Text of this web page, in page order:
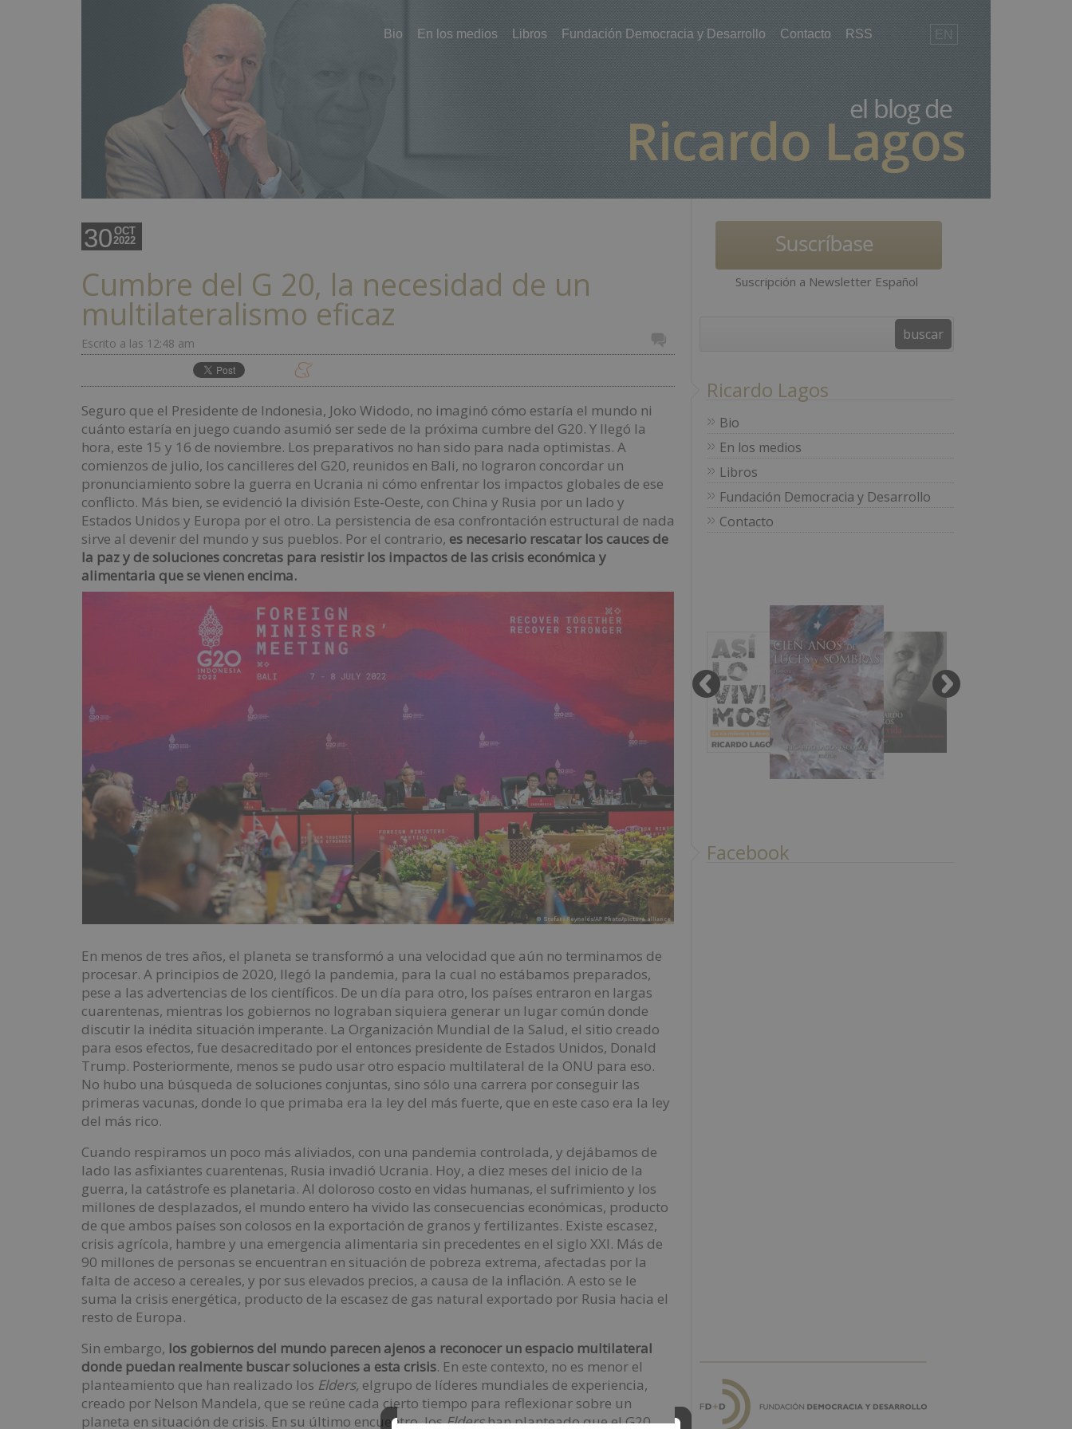
Bio En los medios Libros Fundación Democracia y Desarrollo Contacto RSS EN
30 OCT
2022
Cumbre del G 20, la necesidad de un
multilateralismo eficaz
Escrito a las 12:48 am
Seguro que el Presidente de Indonesia, Joko Widodo, no imaginó cómo estaría el mundo ni
cuánto estaría en juego cuando asumió ser sede de la próxima cumbre del G20. Y llegó la
hora, este 15 y 16 de noviembre. Los preparativos no han sido para nada optimistas. A
comienzos de julio, los cancilleres del G20, reunidos en Bali, no lograron concordar un
pronunciamiento sobre la guerra en Ucrania ni cómo enfrentar los impactos globales de ese
conflicto. Más bien, se evidenció la división Este-Oeste, con China y Rusia por un lado y
Estados Unidos y Europa por el otro. La persistencia de esa confrontación estructural de nada
sirve al devenir del mundo y sus pueblos. Por el contrario, es necesario rescatar los cauces de
la paz y de soluciones concretas para resistir los impactos de las crisis económica y
alimentaria que se vienen encima.
En menos de tres años, el planeta se transformó a una velocidad que aún no terminamos de
procesar. A principios de 2020, llegó la pandemia, para la cual no estábamos preparados,
pese a las advertencias de los científicos. De un día para otro, los países entraron en largas
cuarentenas, mientras los gobiernos no lograban siquiera generar un lugar común donde
discutir la inédita situación imperante. La Organización Mundial de la Salud, el sitio creado
para esos efectos, fue desacreditado por el entonces presidente de Estados Unidos, Donald
Trump. Posteriormente, menos se pudo usar otro espacio multilateral de la ONU para eso.
No hubo una búsqueda de soluciones conjuntas, sino sólo una carrera por conseguir las
primeras vacunas, donde lo que primaba era la ley del más fuerte, que en este caso era la ley
del más rico.
Cuando respiramos un poco más aliviados, con una pandemia controlada, y dejábamos de
lado las asfixiantes cuarentenas, Rusia invadió Ucrania. Hoy, a diez meses del inicio de la
guerra, la catástrofe es planetaria. Al doloroso costo en vidas humanas, el sufrimiento y los
millones de desplazados, el mundo entero ha vivido las consecuencias económicas, producto
de que ambos países son colosos en la exportación de granos y fertilizantes. Existe escasez,
crisis agrícola, hambre y una emergencia alimentaria sin precedentes en el siglo XXI. Más de
90 millones de personas se encuentran en situación de pobreza extrema, afectadas por la
falta de acceso a cereales, y por sus elevados precios, a causa de la inflación. A esto se le
suma la crisis energética, producto de la escasez de gas natural exportado por Rusia hacia el
resto de Europa.
Sin embargo, los gobiernos del mundo parecen ajenos a reconocer un espacio multilateral
donde puedan realmente buscar soluciones a esta crisis. En este contexto, no es menor el
planteamiento que han realizado los Elders, elgrupo de líderes mundiales de experiencia,
creado por Nelson Mandela, que se reúne cada cierto tiempo para reflexionar sobre un
planeta en situación de crisis. En su último encuentro, losEldershan planteado que el G20
Suscripción a Newsletter Español
Ricardo Lagos
Bio
En los medios
Libros
Fundación Democracia y Desarrollo
Contacto
Facebook